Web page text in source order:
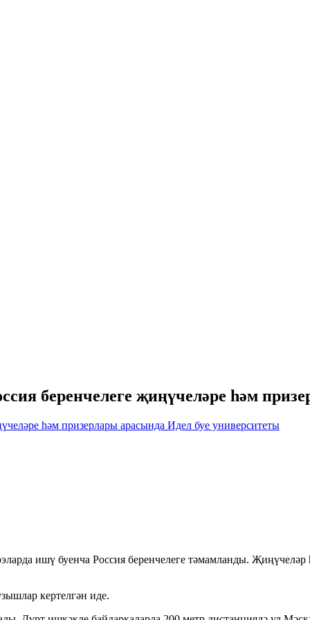
беренчелеге җиңүчеләре һәм
ишү буенча Россия беренчелеге тәмамланды.
кертелгән иде.